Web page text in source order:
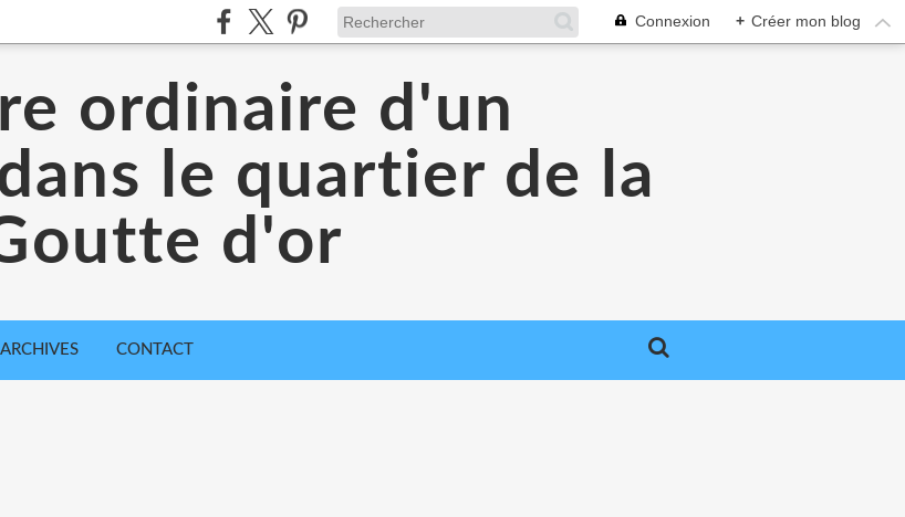
Connexion + Créer mon blog
ordinaire d'un
le quartier de la
d'or
ARCHIVES CONTACT